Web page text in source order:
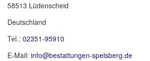
58513 Lüdenscheid
Deutschland
Tel.: 02351-95910
E-Mail: info@bestattungen-spelsberg.de